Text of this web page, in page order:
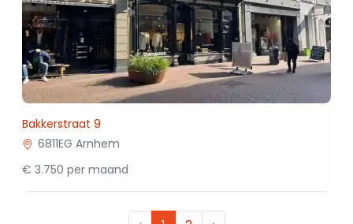
Bakkerstraat 9
6811EG Arnhem
€ 3.750 per maand